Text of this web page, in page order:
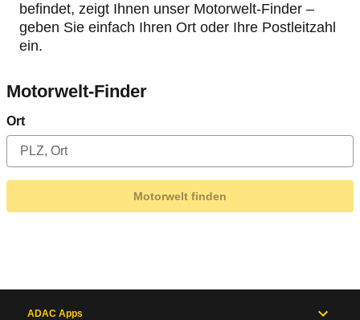
befindet, zeigt Ihnen unser Motorwelt-Finder –
geben Sie einfach Ihren Ort oder Ihre Postleitzahl
ein.
Motorwelt-Finder
Ort
Motorwelt finden
ADAC Apps